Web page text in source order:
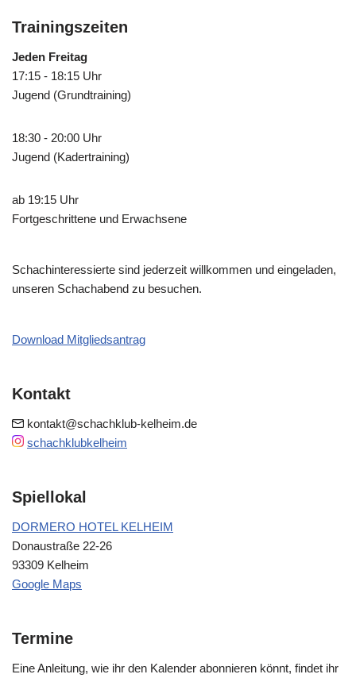
Trainingszeiten
Jeden Freitag
17:15 - 18:15 Uhr
Jugend (Grundtraining)
18:30 - 20:00 Uhr
Jugend (Kadertraining)
ab 19:15 Uhr
Fortgeschrittene und Erwachsene
Schachinteressierte sind jederzeit willkommen und eingeladen,
unseren Schachabend zu besuchen.
Download Mitgliedsantrag
Kontakt
kontakt@schachklub-kelheim.de
schachklubkelheim
Spiellokal
DORMERO HOTEL KELHEIM
Donaustraße 22-26
93309 Kelheim
Google Maps
Termine
Eine Anleitung, wie ihr den Kalender abonnieren könnt, findet ihr